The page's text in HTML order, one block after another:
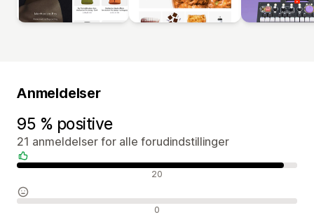
Anmeldelser
95 % positive
21 anmeldelser for alle forudindstillinger
Positive anmeldelser 20
Neutrale anmeldelser 0